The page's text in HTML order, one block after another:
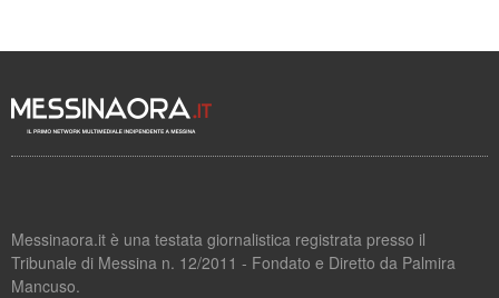
Messinaora.it è una testata giornalistica registrata presso il
Tribunale di Messina n. 12/2011 - Fondato e Diretto da Palmira
Mancuso.